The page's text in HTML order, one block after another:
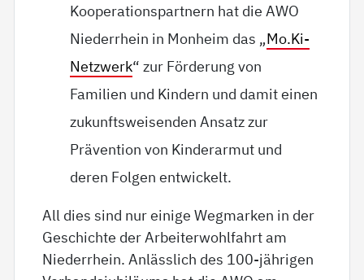
Kooperationspartnern hat die AWO
Niederrhein in Monheim das „Mo.Ki-
Netzwerk“ zur Förderung von
Familien und Kindern und damit einen
zukunftsweisenden Ansatz zur
Prävention von Kinderarmut und
deren Folgen entwickelt.
All dies sind nur einige Wegmarken in der
Geschichte der Arbeiterwohlfahrt am
Niederrhein. Anlässlich des 100-jährigen